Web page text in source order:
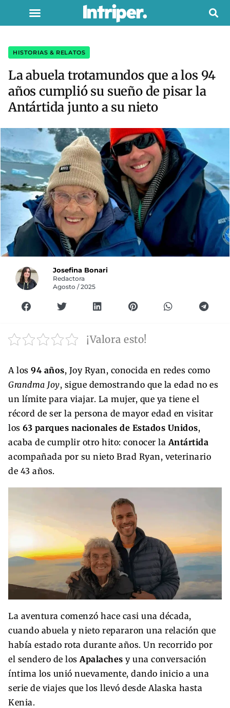
HISTORIAS & RELATOS
La abuela trotamundos que a los 94
años cumplió su sueño de pisar la
Antártida junto a su nieto
Josefina Bonari
Redactora
Agosto / 2025
¡Valora esto!
A los 94 años, Joy Ryan, conocida en redes como
Grandma Joy, sigue demostrando que la edad no es
un límite para viajar. La mujer, que ya tiene el
récord de ser la persona de mayor edad en visitar
los 63 parques nacionales de Estados Unidos,
acaba de cumplir otro hito: conocer la Antártida
acompañada por su nieto Brad Ryan, veterinario
de 43 años.
La aventura comenzó hace casi una década,
cuando abuela y nieto repararon una relación que
había estado rota durante años. Un recorrido por
el sendero de los Apalaches y una conversación
íntima los unió nuevamente, dando inicio a una
serie de viajes que los llevó desde Alaska hasta
Kenia.